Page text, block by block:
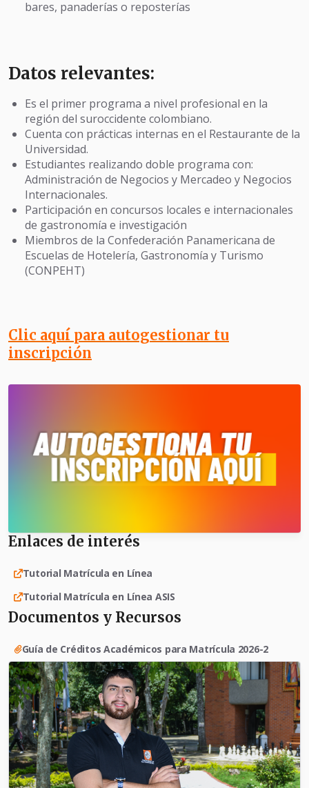
bares, panaderías o reposterías
Datos relevantes:
Es el primer programa a nivel profesional en la
región del suroccidente colombiano.
Cuenta con prácticas internas en el Restaurante de la
Universidad.
Estudiantes realizando doble programa con:
Administración de Negocios y Mercadeo y Negocios
Internacionales.
Participación en concursos locales e internacionales
de gastronomía e investigación
Miembros de la Confederación Panamericana de
Escuelas de Hotelería, Gastronomía y Turismo
(CONPEHT)
Clic aquí para autogestionar tu
inscripción
Enlaces de interés
Tutorial Matrícula en Línea
Tutorial Matrícula en Línea ASIS
Documentos y Recursos
Guía de Créditos Académicos para Matrícula 2026-2